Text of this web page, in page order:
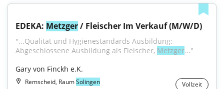
EDEKA: Metzger / Fleischer Im Verkauf (M/W/D)
"...Qualität und Hygienestandards Ausbildung:
Abgeschlossene Ausbildung als Fleischer, Metzger..."
Gary von Finckh e.K.
Remscheid, RaumSolingen
Vollzeit